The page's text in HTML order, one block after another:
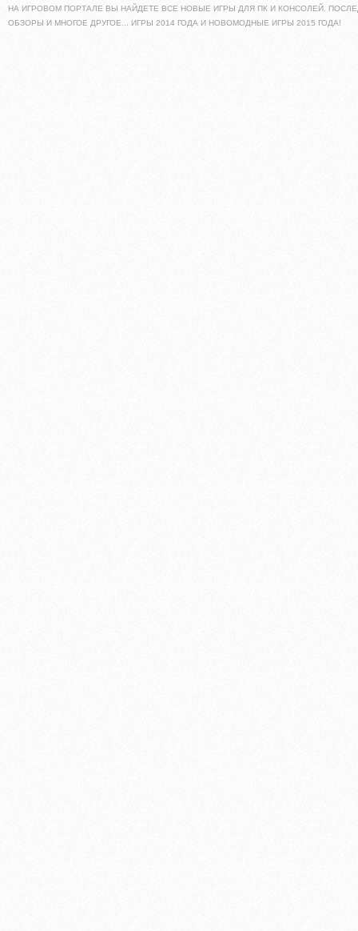
НА ИГРОВОМ ПОРТАЛЕ ВЫ НАЙДЕТЕ ВСЕ НОВЫЕ ИГРЫ ДЛЯ ПК И КОНСОЛЕЙ.
ОБЗОРЫ И МНОГОЕ ДРУГОЕ... ИГРЫ 2014 ГОДА И НОВОМОДНЫЕ ИГРЫ 2015 ГОДА!